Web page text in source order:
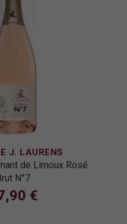
J. LAURENS
de Limoux Rosé
N°7
€